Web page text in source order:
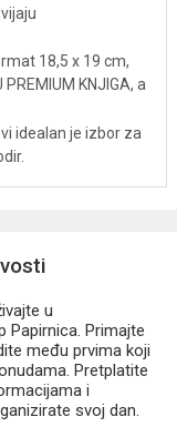
18,5 x 19 cm,
KNJIGA, a
idealan je izbor za
u
Papirnica. Primajte
među prvima koji
Pretplatite
i
svoj dan.